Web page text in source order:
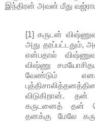
இந்திரன் அவன் மீது
[1] கருடன்
அது தரப்பட்டதும்,
என்பதால்
விஷ்ணு
வேண்டும்
விடுகிறான்.
கருடனைத் தன்
தனக்கு மேலே